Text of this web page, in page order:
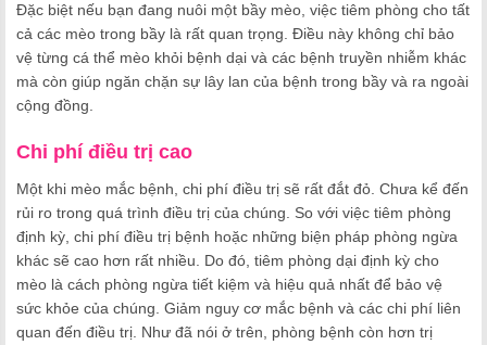
Đặc biệt nếu bạn đang nuôi một bầy mèo, việc tiêm phòng cho tất
cả các mèo trong bầy là rất quan trọng. Điều này không chỉ bảo
vệ từng cá thể mèo khỏi bệnh dại và các bệnh truyền nhiễm khác
mà còn giúp ngăn chặn sự lây lan của bệnh trong bầy và ra ngoài
cộng đồng.
Chi phí điều trị cao
Một khi mèo mắc bệnh, chi phí điều trị sẽ rất đắt đỏ. Chưa kể đến
rủi ro trong quá trình điều trị của chúng. So với việc tiêm phòng
định kỳ, chi phí điều trị bệnh hoặc những biện pháp phòng ngừa
khác sẽ cao hơn rất nhiều. Do đó, tiêm phòng dại định kỳ cho
mèo là cách phòng ngừa tiết kiệm và hiệu quả nhất để bảo vệ
sức khỏe của chúng. Giảm nguy cơ mắc bệnh và các chi phí liên
quan đến điều trị. Như đã nói ở trên, phòng bệnh còn hơn trị